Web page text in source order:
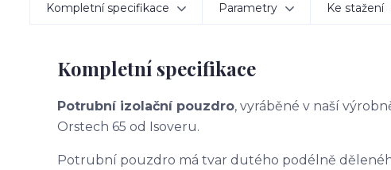
Kompletní specifikace Parametry Ke stažení
Kompletní specifikace
Potrubní izolační pouzdro, vyráběné v naší
Orstech 65 od Isoveru.
Potrubní pouzdro má tvar dutého podélně